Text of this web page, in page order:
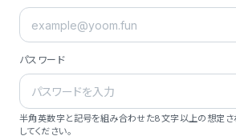
パスワード
半角英数字と記号を組み合わせた8文字以上の想定さ
してください。